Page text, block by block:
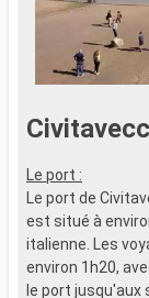
Le port :
Le port de
est situé à
italienne. Les
environ 1h20,
le port jusqu'aux